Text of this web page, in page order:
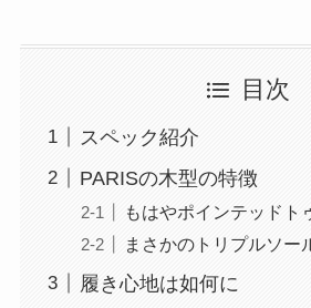
目次
スペック紹介
PARISの木型の特徴
もはやポインテッドト
まさかのトリプルソー
履き心地は如何に